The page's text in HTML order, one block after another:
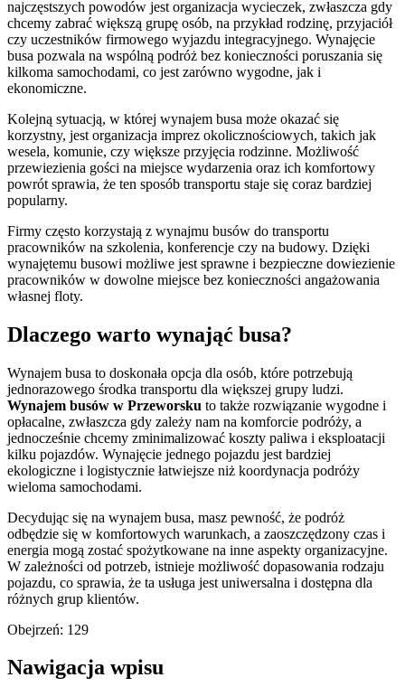
najczęstszych powodów jest organizacja wycieczek, zwłaszcza gdy
chcemy zabrać większą grupę osób, na przykład rodzinę, przyjaciół
czy uczestników firmowego wyjazdu integracyjnego. Wynajęcie
busa pozwala na wspólną podróż bez konieczności poruszania się
kilkoma samochodami, co jest zarówno wygodne, jak i
ekonomiczne.
Kolejną sytuacją, w której wynajem busa może okazać się
korzystny, jest organizacja imprez okolicznościowych, takich jak
wesela, komunie, czy większe przyjęcia rodzinne. Możliwość
przewiezienia gości na miejsce wydarzenia oraz ich komfortowy
powrót sprawia, że ten sposób transportu staje się coraz bardziej
popularny.
Firmy często korzystają z wynajmu busów do transportu
pracowników na szkolenia, konferencje czy na budowy. Dzięki
wynajętemu busowi możliwe jest sprawne i bezpieczne dowiezienie
pracowników w dowolne miejsce bez konieczności angażowania
własnej floty.
Dlaczego warto wynająć busa?
Wynajem busa to doskonała opcja dla osób, które potrzebują
jednorazowego środka transportu dla większej grupy ludzi.
Wynajem busów w Przeworsku to także rozwiązanie wygodne i
opłacalne, zwłaszcza gdy zależy nam na komforcie podróży, a
jednocześnie chcemy zminimalizować koszty paliwa i eksploatacji
kilku pojazdów. Wynajęcie jednego pojazdu jest bardziej
ekologiczne i logistycznie łatwiejsze niż koordynacja podróży
wieloma samochodami.
Decydując się na wynajem busa, masz pewność, że podróż
odbędzie się w komfortowych warunkach, a zaoszczędzony czas i
energia mogą zostać spożytkowane na inne aspekty organizacyjne.
W zależności od potrzeb, istnieje możliwość dopasowania rodzaju
pojazdu, co sprawia, że ta usługa jest uniwersalna i dostępna dla
różnych grup klientów.
Obejrzeń: 129
Nawigacja wpisu